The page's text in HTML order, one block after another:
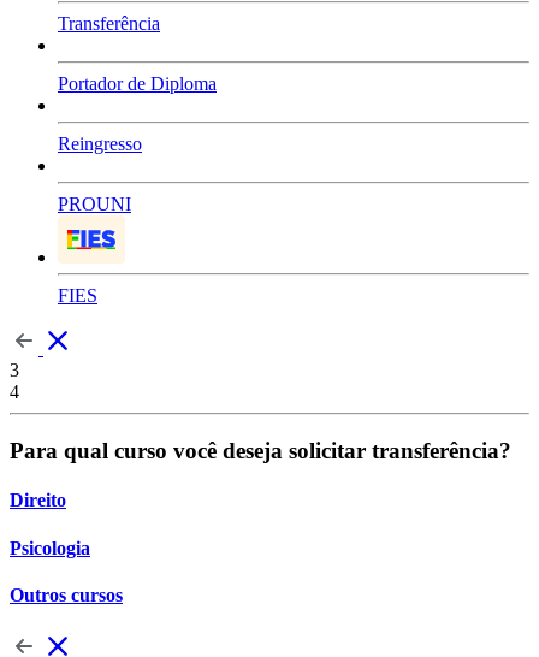
Transferência
Portador de Diploma
Reingresso
PROUNI
FIES
3
4
Para qual curso você deseja solicitar transferência?
Direito
Psicologia
Outros cursos